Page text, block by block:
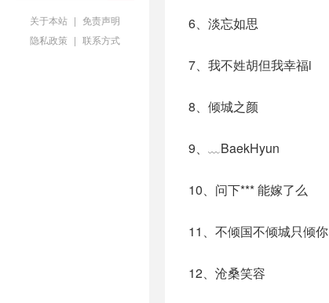
关于本站 | 免责声明
隐私政策 | 联系方式
6、淡忘如思
7、我不姓胡但我幸福i
8、倾城之颜
9、﹏BaekHyun
10、问下*** 能嫁了么
11、不倾国不倾城只倾你
12、沧桑笑容